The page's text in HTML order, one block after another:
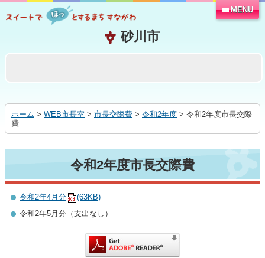
る
MENU
ホーム > WEB市長室 > 市長交際費 > 令和2年度 > 令和2年度市長交際
費
令和2年度市長交際費
令和2年4月分
(63KB)
令和2年5月分（支出なし）